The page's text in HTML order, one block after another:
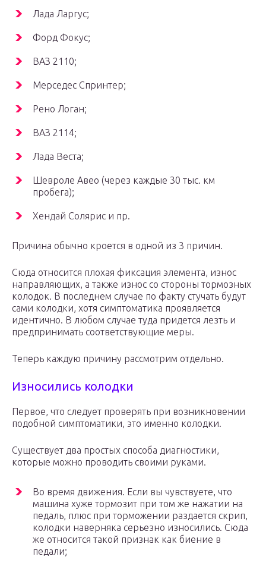
Лада Ларгус;
Форд Фокус;
ВАЗ 2110;
Мерседес Спринтер;
Рено Логан;
ВАЗ 2114;
Лада Веста;
Шевроле Авео (через каждые 30 тыс. км
пробега);
Хендай Солярис и пр.
Причина обычно кроется в одной из 3 причин.
Сюда относится плохая фиксация элемента, износ
направляющих, а также износ со стороны тормозных
колодок. В последнем случае по факту стучать будут
сами колодки, хотя симптоматика проявляется
идентично. В любом случае туда придется лезть и
предпринимать соответствующие меры.
Теперь каждую причину рассмотрим отдельно.
Износились колодки
Первое, что следует проверять при возникновении
подобной симптоматики, это именно колодки.
Существует два простых способа диагностики,
которые можно проводить своими руками.
Во время движения. Если вы чувствуете, что
машина хуже тормозит при том же нажатии на
педаль, плюс при торможении раздается скрип,
колодки наверняка серьезно износились. Сюда
же относится такой признак как биение в
педали;